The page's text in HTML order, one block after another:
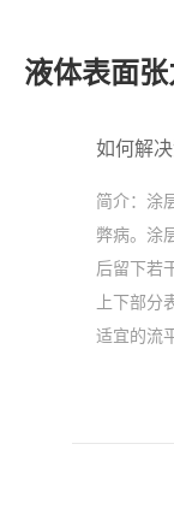
液体表面
如何解
简介： 涂
弊病。涂
后留下若
上下部
适宜的流